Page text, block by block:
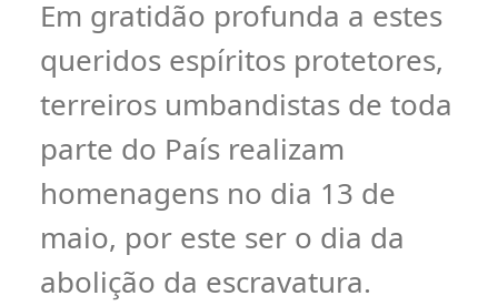
Em gratidão profunda a estes
queridos espíritos protetores,
terreiros umbandistas de toda
parte do País realizam
homenagens no dia 13 de
maio, por este ser o dia da
abolição da escravatura.